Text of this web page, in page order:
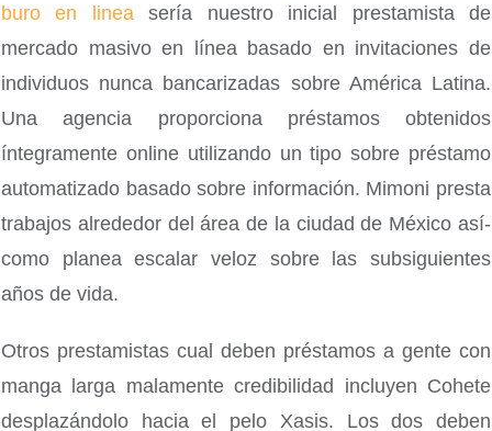
buro en linea serí­a nuestro inicial prestamista de
mercado masivo en línea basado en invitaciones de
individuos nunca bancarizadas sobre América Latina.
Una agencia proporciona préstamos obtenidos
íntegramente online utilizando un tipo sobre préstamo
automatizado basado sobre información. Mimoni presta
trabajos alrededor del área de la ciudad de México así­
como planea escalar veloz sobre las subsiguientes
años de vida.
Otros prestamistas cual deben préstamos a gente con
manga larga malamente credibilidad incluyen Cohete
desplazándolo hacia el pelo Xasis. Los dos deben